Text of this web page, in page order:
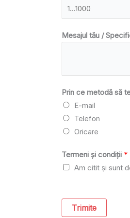
Mesajul tău /
Prin ce metodă să
E-mail
Telefon
Oricare
Termeni și condiții *
Am citit și sunt
Trimite